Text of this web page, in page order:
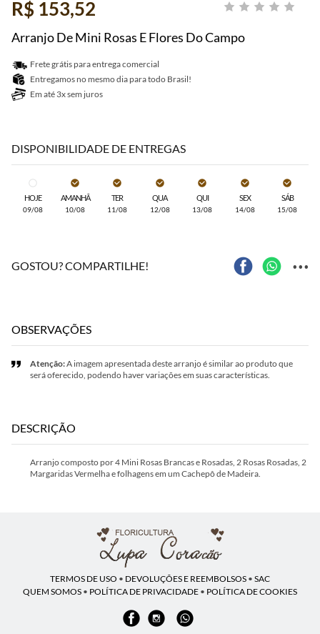
R$ 153,52
Arranjo De Mini Rosas E Flores Do Campo
Frete grátis para entrega comercial
Entregamos no mesmo dia para todo Brasil!
Em até 3x sem juros
DISPONIBILIDADE DE ENTREGAS
HOJE
09/08
AMANHÃ
10/08
TER
11/08
QUA
12/08
QUI
13/08
SEX
14/08
SÁB
15/08
GOSTOU? COMPARTILHE! ...
OBSERVAÇÕES
Atenção:A imagem apresentada deste arranjo é similar ao produto que
será oferecido, podendo haver variações em suas características.
DESCRIÇÃO
Arranjo composto por 4 Mini Rosas Brancas e Rosadas, 2 Rosas Rosadas, 2
Margaridas Vermelha e folhagens em um Cachepô de Madeira.
TERMOS DE USO • DEVOLUÇÕES E REEMBOLSOS • SAC
QUEM SOMOS • POLÍTICA DE PRIVACIDADE • POLÍTICA DE COOKIES